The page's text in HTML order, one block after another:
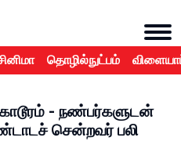
தொழில்நுட்பம்
- நண்பர்களுடன்
சென்றவர் பலி